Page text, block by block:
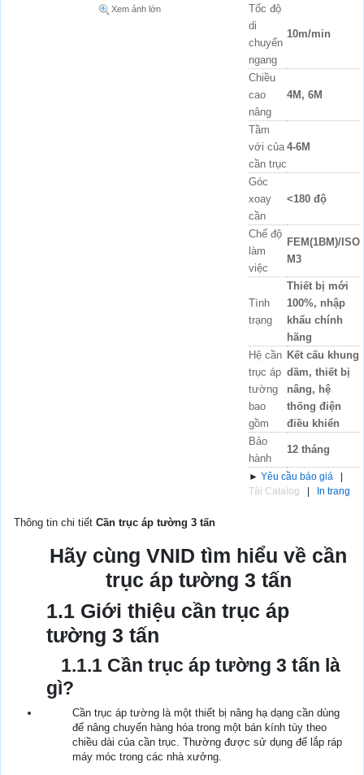
Xem ảnh lớn
Tốc độ
di
chuyển
ngang
10m/min
Chiều
cao
nâng
4M, 6M
Tầm
với của
cần trục
4-6M
Góc
xoay
cần
<180 độ
Chế độ
làm
việc
FEM(1BM)/ISO
M3
Tình
trạng
Thiết bị mới
100%, nhập
khẩu chính
hãng
Hệ cần
trục áp
tường
bao
gồm
Kết cấu khung
dầm, thiết bị
nâng, hệ
thống điện
điều khiển
Bảo
hành
12 tháng
► Yêu cầu báo giá
Tải Catalog
In trang
Thông tin chi tiết Cần trục áp tường 3 tấn
Hãy cùng VNID tìm hiểu về cần
trục áp tường 3 tấn
1.1 Giới thiệu cần trục áp
tường 3 tấn
1.1.1 Cần trục áp tường 3 tấn là
gì?
Cần trục áp tường là một thiết bị nâng hạ dạng cần dùng
để nâng chuyển hàng hóa trong một bán kính tùy theo
chiều dài của cần trục. Thường được sử dụng để lắp ráp
máy móc trong các nhà xưởng.